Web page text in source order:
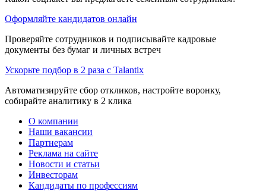
Оформляйте кандидатов онлайн
Проверяйте сотрудников и подписывайте кадровые
документы без бумаг и личных встреч
Ускорьте подбор в 2 раза с Talantix
Автоматизируйте сбор откликов, настройте воронку,
собирайте аналитику в 2 клика
О компании
Наши вакансии
Партнерам
Реклама на сайте
Новости и статьи
Инвесторам
Кандидаты по профессиям